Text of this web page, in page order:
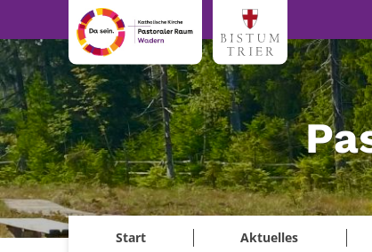
Zum Inhalt springen
Start Aktuelles